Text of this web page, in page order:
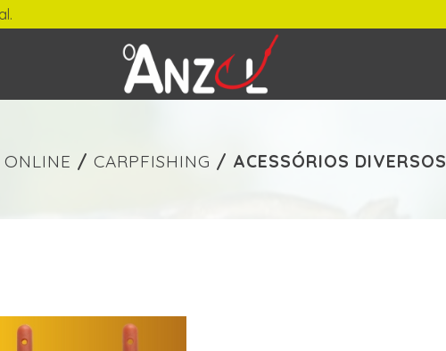
€ min./max.
/ CARPFISHING / ACESSÓRIOS DIVERSOS